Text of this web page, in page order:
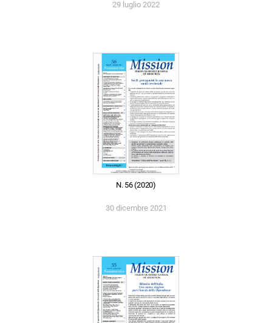
29 luglio 2022
N. 56 (2020)
30 dicembre 2021